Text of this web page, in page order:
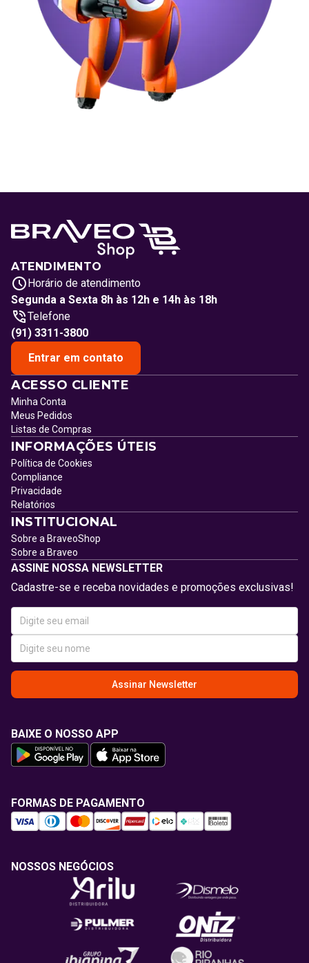
ATENDIMENTO
Horário de atendimento
Segunda a Sexta 8h às 12h e 14h às 18h
Telefone
(91) 3311-3800
Entrar em contato
ACESSO CLIENTE
Minha Conta
Meus Pedidos
Listas de Compras
INFORMAÇÕES ÚTEIS
Política de Cookies
Compliance
Privacidade
Relatórios
INSTITUCIONAL
Sobre a BraveoShop
Sobre a Braveo
ASSINE NOSSA NEWSLETTER
Cadastre-se e receba novidades e promoções exclusivas!
Assinar Newsletter
BAIXE O NOSSO APP
FORMAS DE PAGAMENTO
NOSSOS NEGÓCIOS